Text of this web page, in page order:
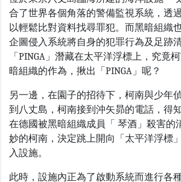
合了世界各個角落的警備監視系統，透
以輕鬆比對資料找尋罪犯。而黑暗組織
企圖侵入系統將自身的犯罪行為及足跡
「PINGA」潛藏在太平洋浮標上，究竟
暗組織的作為，揪出「PINGA」呢？
另一邊，在園子的招待下，柯南與少年
到八丈島，柯南接到沖矢昴的電話，得
在德國被黑暗組織成員「 琴酒」殺害的
妙的柯南，決定跳上開向「太平洋浮標
入設施。
此時，設施內正為了啟動系統而進行各